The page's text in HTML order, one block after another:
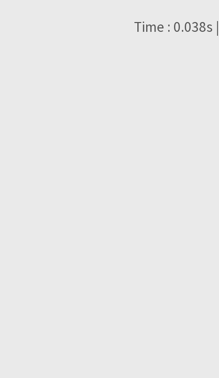
Time : 0.038s